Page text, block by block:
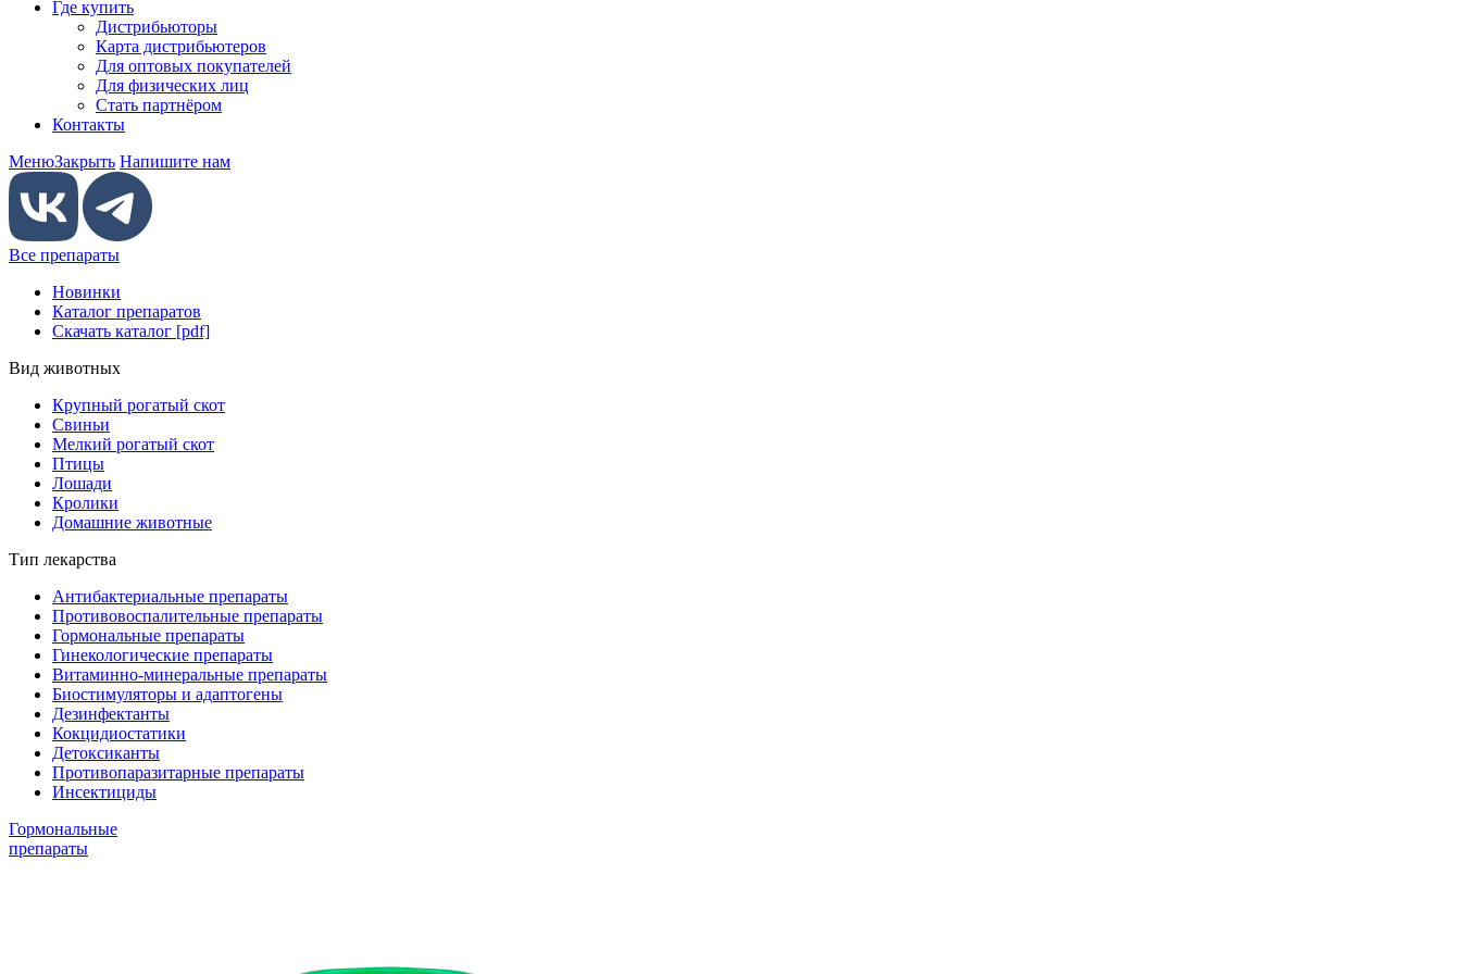
Где купить
Дистрибьюторы
Карта дистрибьютеров
Для оптовых покупателей
Для физических лиц
Стать партнёром
Контакты
МенюЗакрыть Напишите нам
Все препараты
Новинки
Каталог препаратов
Скачать каталог [pdf]
Вид животных
Крупный рогатый скот
Свиньи
Мелкий рогатый скот
Птицы
Лошади
Кролики
Домашние животные
Тип лекарства
Антибактериальные препараты
Противовоспалительные препараты
Гормональные препараты
Гинекологические препараты
Витаминно-минеральные препараты
Биостимуляторы и адаптогены
Дезинфектанты
Кокцидиостатики
Детоксиканты
Противопаразитарные препараты
Инсектициды
Гормональные
препараты